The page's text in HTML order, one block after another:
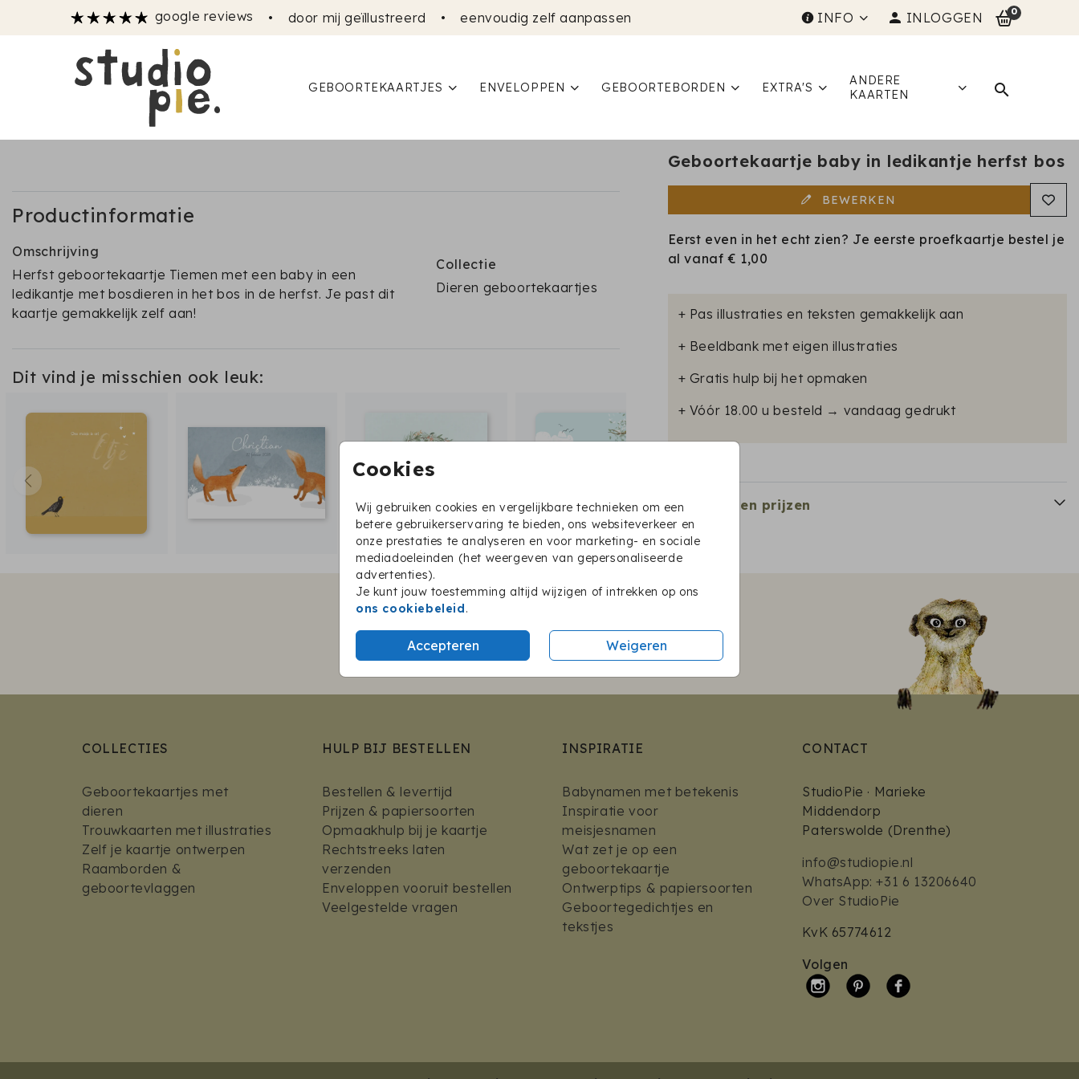
google reviews • door mij geïllustreerd • eenvoudig zelf aanpassen INFO INLOGGEN 0
GEBOORTEKAARTJES ENVELOPPEN GEBOORTEBORDEN EXTRA'S
ANDERE
KAARTEN
Cookies
Wij gebruiken cookies en vergelijkbare technieken om een
betere gebruikerservaring te bieden, ons websiteverkeer en
onze prestaties te analyseren en voor marketing- en sociale
mediadoeleinden (het weergeven van gepersonaliseerde
advertenties).
Je kunt jouw toestemming altijd wijzigen of intrekken op ons
ons cookiebeleid.
Accepteren Weigeren
Productinformatie
Omschrijving
Herfst geboortekaartje Tiemen met een baby in een
ledikantje met bosdieren in het bos in de herfst. Je past dit
kaartje gemakkelijk zelf aan!
Collectie
Dieren geboortekaartjes
Dit vind je misschien ook leuk:
Geboortekaartje baby in ledikantje herfst bos
BEWERKEN
Eerst even in het echt zien? Je eerste proefkaartje bestel je
al vanaf € 1,00
+ Pas illustraties en teksten gemakkelijk aan
+ Beeldbank met eigen illustraties
+ Gratis hulp bij het opmaken
+ Vóór 18.00 u besteld → vandaag gedrukt
Formaten en prijzen
BESTEL EEN PROEFKAARTJE
COLLECTIES
Geboortekaartjes met
dieren
Trouwkaarten met illustraties
Zelf je kaartje ontwerpen
Raamborden &
geboortevlaggen
HULP BIJ BESTELLEN
Bestellen & levertijd
Prijzen & papiersoorten
Opmaakhulp bij je kaartje
Rechtstreeks laten
verzenden
Enveloppen vooruit bestellen
Veelgestelde vragen
INSPIRATIE
Babynamen met betekenis
Inspiratie voor
meisjesnamen
Wat zet je op een
geboortekaartje
Ontwerptips & papiersoorten
Geboortegedichtjes en
tekstjes
CONTACT
StudioPie · Marieke
Middendorp
Paterswolde (Drenthe)
info@studiopie.nl
WhatsApp: +31 6 13206640
Over StudioPie
KvK 65774612
Volgen